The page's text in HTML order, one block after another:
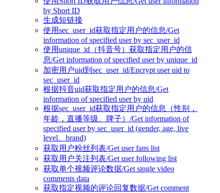
by Short ID
生成短链接
使用sec_user_id获取指定用户的信息/Get
information of specified user by sec_user_id
使用unique_id（抖音号）获取指定用户的信
息/Get information of specified user by unique_id
加密用户uid到sec_user_id/Encrypt user uid to
sec_user_id
根据抖音uid获取指定用户的信息/Get
information of specified user by uid
根据sec_user_id获取指定用户的信息（性别，
年龄，直播等级、牌子）/Get information of
specified user by sec_user_id (gender, age, live
level、brand)
获取用户粉丝列表/Get user fans list
获取用户关注列表/Get user following list
获取单个视频评论数据/Get single video
comments data
获取指定视频的评论回复数据/Get comment